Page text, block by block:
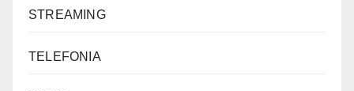
STREAMING
TELEFONIA